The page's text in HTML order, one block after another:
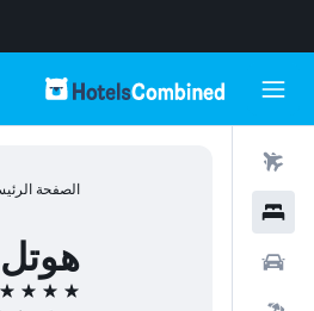
الصفحة
هوتل
4 نجوم